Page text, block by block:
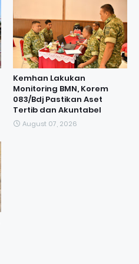
Kemhan Lakukan
Monitoring BMN, Korem
083/Bdj Pastikan Aset
Tertib dan Akuntabel
August 07, 2026